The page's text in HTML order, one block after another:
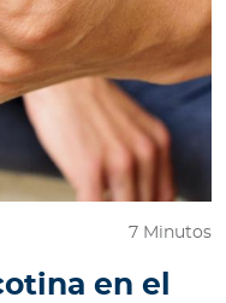
7 Minutos
en el